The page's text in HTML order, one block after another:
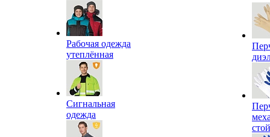
Рабочая одежда
утеплённая
Сигнальная
одежда